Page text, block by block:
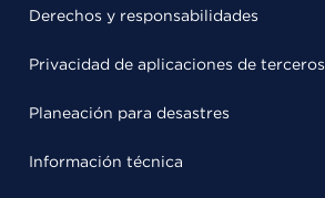
Derechos y responsabilidades
Privacidad de aplicaciones de terceros
Planeación para desastres
Información técnica